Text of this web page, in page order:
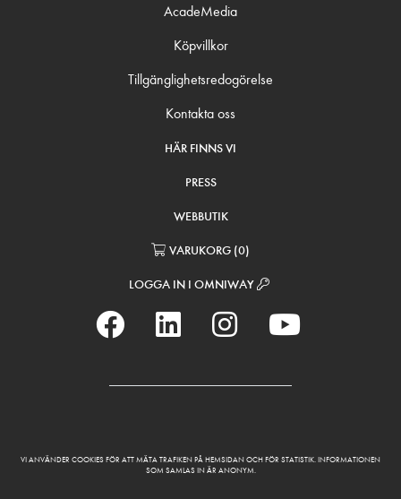
AcadeMedia
Köpvillkor
Tillgänglighetsredogörelse
Kontakta oss
HÄR FINNS VI
PRESS
WEBBUTIK
VARUKORG (0)
LOGGA IN I OMNIWAY
VI ANVÄNDER COOKIES FÖR ATT MÄTA TRAFIKEN PÅ HEMSIDAN OCH FÖR STATISTIK. INFORMATIONEN
SOM SAMLAS IN ÄR ANONYM.